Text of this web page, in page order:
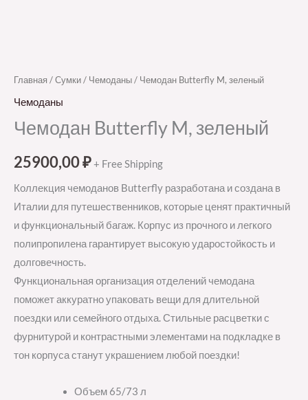
Главная /Сумки/ Чемоданы/ Чемодан Butterfly M, зеленый
Чемоданы
Чемодан Butterfly M, зеленый
25900,00₽+ Free Shipping
Коллекция чемоданов Butterfly разработана и создана в
Италии для путешественников, которые ценят практичный
и функциональный багаж. Корпус из прочного и легкого
полипропилена гарантирует высокую ударостойкость и
долговечность.
Функциональная организация отделений чемодана
поможет аккуратно упаковать вещи для длительной
поездки или семейного отдыха. Стильные расцветки с
фурнитурой и контрастными элементами на подкладке в
тон корпуса станут украшением любой поездки!
Объем 65/73 л